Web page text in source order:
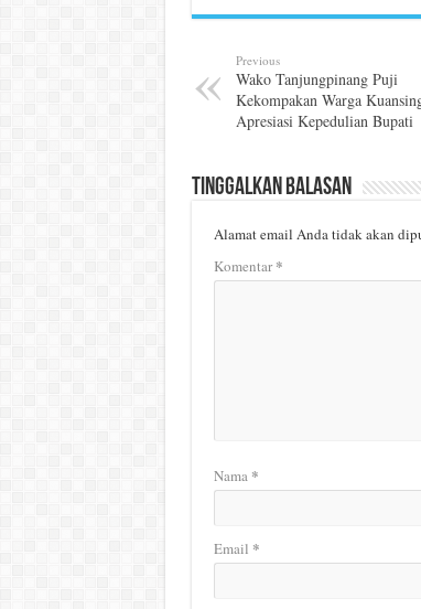
Previous
Wako Tanjungpinang Puji
Kekompakan Warga
Apresiasi Kepedulian Bupati
Tinggalkan Balasan
Alamat email Anda tidak akan
Komentar*
Nama *
Email *